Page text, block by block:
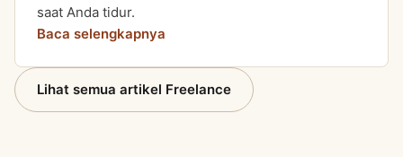
saat Anda tidur.
Baca selengkapnya
Lihat semua artikel Freelance